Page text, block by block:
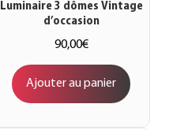
Luminaire 3 dômes Vintage
d’occasion
90,00€
Ajouter au panier